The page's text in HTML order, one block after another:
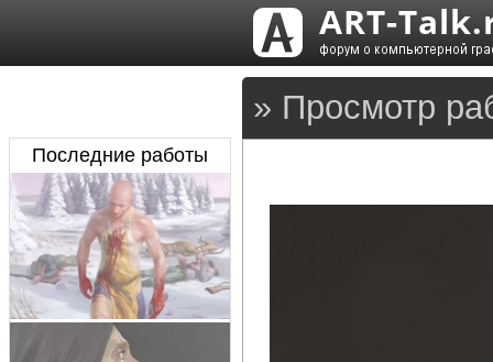
» Просмотр
Последние работы